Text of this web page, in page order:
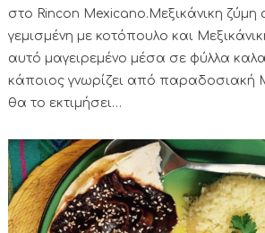
στο Rincon Mexicano.Μεξικάνικη
γεμισμένη με κοτόπουλο και
αυτό μαγειρεμένο μέσα σε φύλλα
κάποιος γνωρίζει από παραδοσιακή
θα το εκτιμήσει…